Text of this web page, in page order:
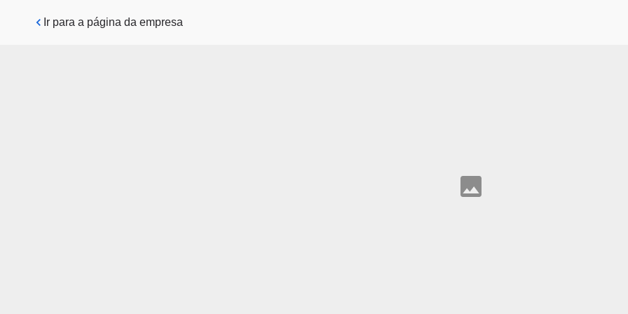
Pular para o conteúdo principal
Ir para a página da empresa